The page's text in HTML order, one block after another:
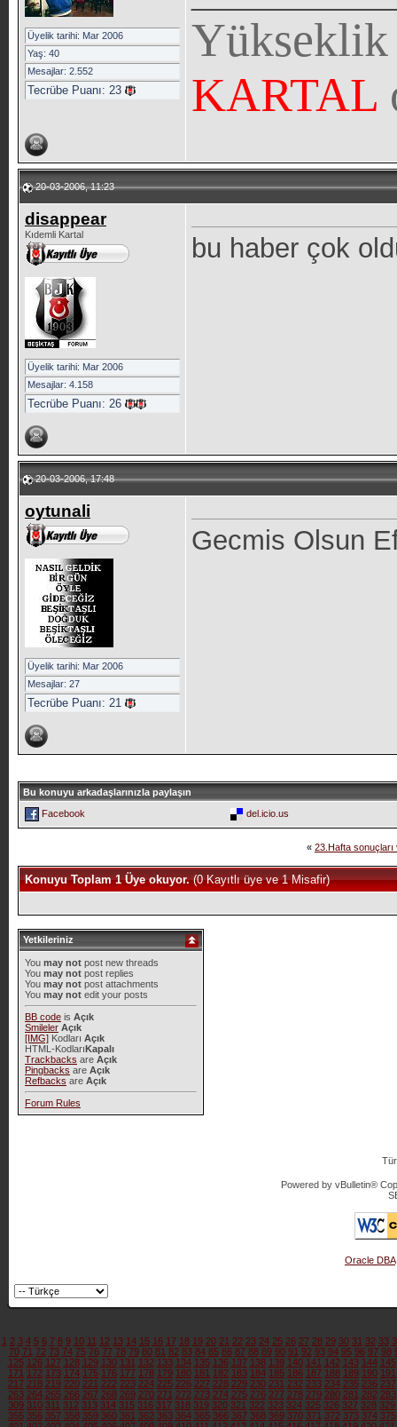
Üyelik tarihi: Mar 2006
Yaş: 40
Mesajlar: 2.552
Tecrübe Puanı: 23
Yükseklik
KARTAL
20-03-2006, 11:23
disappear
Kıdemli Kartal
Üyelik tarihi: Mar 2006
Mesajlar: 4.158
Tecrübe Puanı: 26
bu haber çok
20-03-2006, 17:48
oytunali
Üyelik tarihi: Mar 2006
Mesajlar: 27
Tecrübe Puanı: 21
Gecmis Olsun
Bu konuyu arkadaşlarınızla paylaşın
Facebook
del.icio.us
« 23.Hafta
Konuyu Toplam 1 Üye okuyor.(0 Kayıtlı üye ve 1 Misafir)
Yetkileriniz
You may notpost new threads
You may notpost replies
You may notpost attachments
You may notedit your posts
BB codeis Açık
Smileler Açık
[IMG]Kodları Açık
HTML-KodlarıKapalı
Trackbacks are Açık
Pingbacks are Açık
Refbacks are Açık
Forum Rules
Powered by vBulletin®
Oracle DBA
1 2 3 4 5 6 7 8 9 10 11 12 13 14 15 16 17 18 19 20 21 22 23 24 25 26 27 28 29 30 31 32 33
70 71 72 73 74 75 76 77 78 79 80 81 82 83 84 85 86 87 88 89 90 91 92 93 94 95 96 97 98
125 126 127 128 129 130 131 132 133 134 135 136 137 138 139 140 141 142 143 144 145
171 172 173 174 175 176 177 178 179 180 181 182 183 184 185 186 187 188 189 190 191
217 218 219 220 221 222 223 224 225 226 227 228 229 230 231 232 233 234 235 236 237
263 264 265 266 267 268 269 270 271 272 273 274 275 276 277 278 279 280 281 282 283
309 310 311 312 313 314 315 316 317 318 319 320 321 322 323 324 325 326 327 328 329
355 356 357 358 359 360 361 362 363 364 365 366 367 368 369 370 371 372 373 374 375